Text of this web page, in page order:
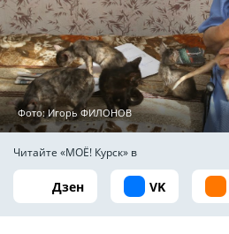
Фото: Игорь ФИЛОНОВ
Читайте «МОЁ! Курск» в
Дзен VK